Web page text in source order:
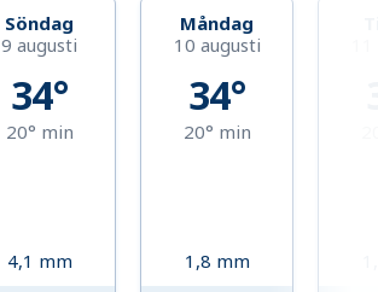
Söndag
9 augusti
34°
20° min
4,1 mm
Måndag
10 augusti
34°
20° min
1,8 mm